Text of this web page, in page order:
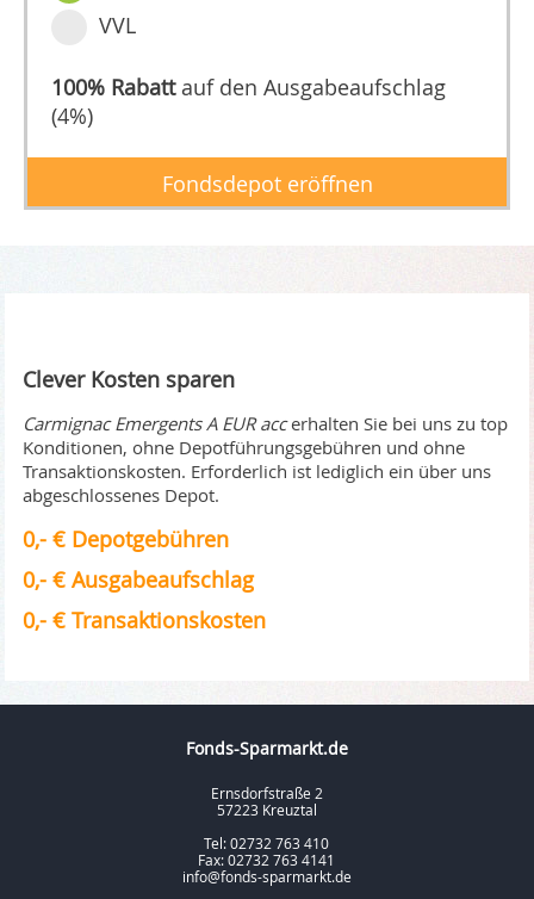
VVL
100% Rabattauf den Ausgabeaufschlag
(4%)
Fondsdepot eröffnen
Clever Kosten sparen
Carmignac Emergents A EUR accerhalten Sie bei uns zu top
Konditionen, ohne Depotführungsgebühren und ohne
Transaktionskosten. Erforderlich ist lediglich ein über uns
abgeschlossenes Depot.
0,- € Depotgebühren
0,- € Ausgabeaufschlag
0,- € Transaktionskosten
Fonds-Sparmarkt.de
Ernsdorfstraße 2
57223 Kreuztal
Tel: 02732 763 410
Fax: 02732 763 4141
info@fonds-sparmarkt.de